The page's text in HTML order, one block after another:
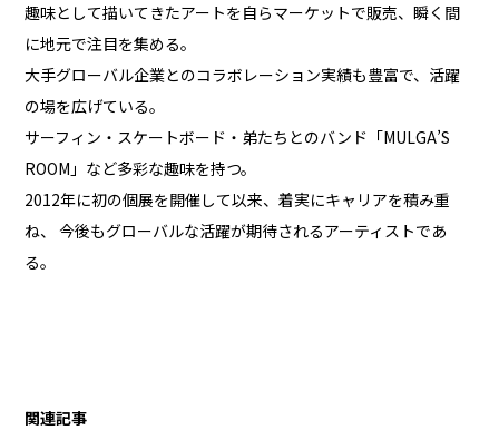
趣味として描いてきたアートを自らマーケットで販売、瞬く間
に地元で注目を集める。
大手グローバル企業とのコラボレーション実績も豊富で、活躍
の場を広げている。
サーフィン・スケートボード・弟たちとのバンド「MULGA’S
ROOM」など多彩な趣味を持つ。
2012年に初の個展を開催して以来、着実にキャリアを積み重
ね、 今後もグローバルな活躍が期待されるアーティストであ
る。
関連記事